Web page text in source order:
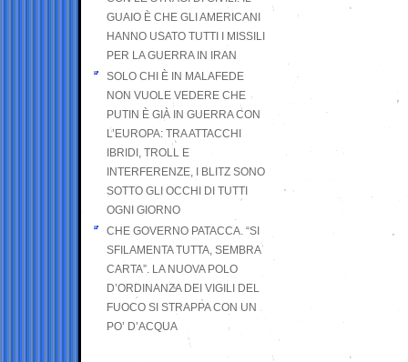
GUAIO È CHE GLI AMERICANI
HANNO USATO TUTTI I MISSILI
PER LA GUERRA IN IRAN
SOLO CHI È IN MALAFEDE
NON VUOLE VEDERE CHE
PUTIN È GIÀ IN GUERRA CON
L’EUROPA: TRA ATTACCHI
IBRIDI, TROLL E
INTERFERENZE, I BLITZ SONO
SOTTO GLI OCCHI DI TUTTI
OGNI GIORNO
CHE GOVERNO PATACCA. “SI
SFILAMENTA TUTTA, SEMBRA
CARTA”. LA NUOVA POLO
D’ORDINANZA DEI VIGILI DEL
FUOCO SI STRAPPA CON UN
PO’ D’ACQUA